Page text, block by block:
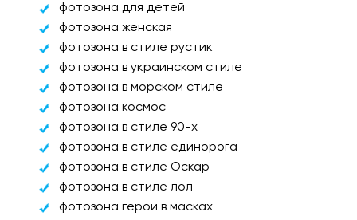
фотозона для детей
фотозона женская
фотозона в стиле рустик
фотозона в украинском стиле
фотозона в морском стиле
фотозона космос
фотозона в стиле 90-х
фотозона в стиле единорога
фотозона в стиле Оскар
фотозона в стиле лол
фотозона герои в масках